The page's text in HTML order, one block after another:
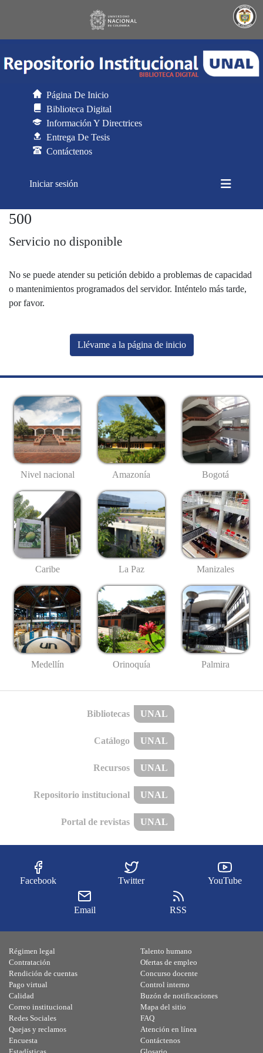
Página De Inicio
Biblioteca Digital
Información Y Directrices
Entrega De Tesis
Contáctenos
Iniciar sesión
Generador de CSV para DSpace
500
Servicio no disponible
No se puede atender su petición debido a problemas de capacidad
o mantenimientos programados del servidor. Inténtelo más tarde,
por favor.
Llévame a la página de inicio
Nivel nacional Amazonía Bogotá
Caribe La Paz Manizales
Medellín Orinoquía Palmira
Bibliotecas UNAL
Catálogo UNAL
Recursos UNAL
Repositorio institucional UNAL
Portal de revistas UNAL
Facebook Twitter YouTube
Email RSS
Régimen legal
Contratación
Rendición de cuentas
Pago virtual
Calidad
Talento humano
Ofertas de empleo
Concurso docente
Control interno
Buzón de notificaciones
Correo institucional
Redes Sociales
Quejas y reclamos
Encuesta
Mapa del sitio
FAQ
Atención en línea
Contáctenos